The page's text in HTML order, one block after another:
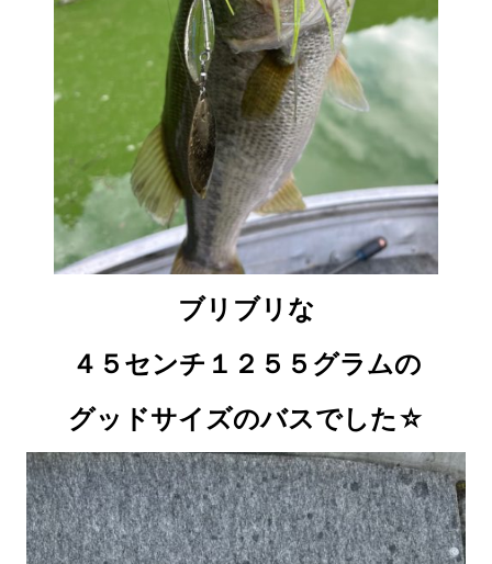
ブリブリな
４５センチ１２５５グラムの
グッドサイズのバスでした☆